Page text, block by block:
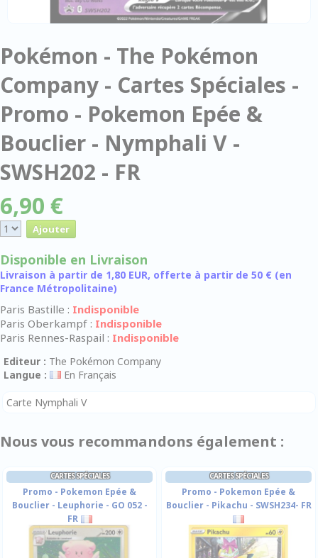
Pokémon - The Pokémon
Company - Cartes Spéciales -
Promo - Pokemon Epée &
Bouclier - Nymphali V -
SWSH202 - FR
6,90 €
Disponible en Livraison
Livraison à partir de 1,80 EUR, offerte à partir de 50 € (en
France Métropolitaine)
Paris Bastille : Indisponible
Paris Oberkampf : Indisponible
Paris Rennes-Raspail : Indisponible
Editeur : The Pokémon Company
Langue :
En Français
Carte Nymphali V
Nous vous recommandons également :
CARTES SPÉCIALES
Promo - Pokemon Epée &
Bouclier - Leuphorie - GO 052 -
FR
CARTES SPÉCIALES
Promo - Pokemon Epée &
Bouclier - Pikachu - SWSH234- FR